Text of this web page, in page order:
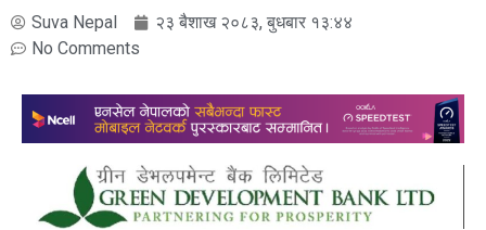
Suva Nepal
२३ बैशाख २०८३, बुधबार १३:४४
No Comments